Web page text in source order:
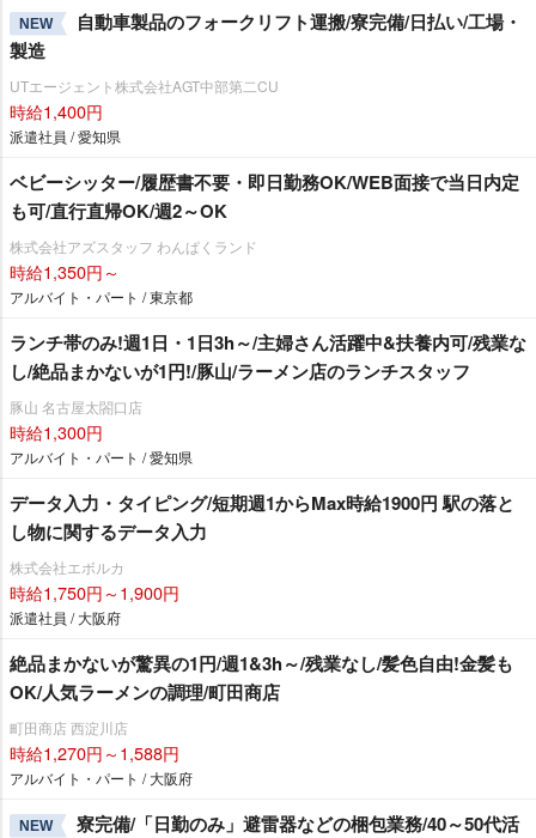
NEW
自動車製品のフォークリフト運搬/寮完備/日払い/工場・
製造
UTエージェント株式会社AGT中部第二CU
時給1,400円
派遣社員 / 愛知県
ベビーシッター/履歴書不要・即日勤務OK/WEB面接で当日内定
も可/直行直帰OK/週2～OK
株式会社アズスタッフ わんぱくランド
時給1,350円～
アルバイト・パート / 東京都
ランチ帯のみ!週1日・1日3h～/主婦さん活躍中&扶養内可/残業な
し/絶品まかないが1円!/豚山/ラーメン店のランチスタッフ
豚山 名古屋太閤口店
時給1,300円
アルバイト・パート / 愛知県
データ入力・タイピング/短期週1からMax時給1900円 駅の落と
し物に関するデータ入力
株式会社エボルカ
時給1,750円～1,900円
派遣社員 / 大阪府
絶品まかないが驚異の1円/週1&3h～/残業なし/髪色自由!金髪も
OK/人気ラーメンの調理/町田商店
町田商店 西淀川店
時給1,270円～1,588円
アルバイト・パート / 大阪府
NEW 寮完備/「日勤のみ」避雷器などの梱包業務/40～50代活